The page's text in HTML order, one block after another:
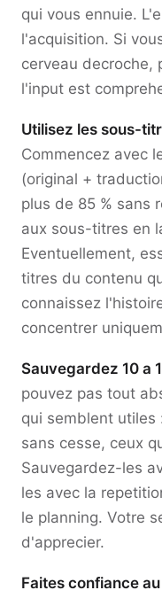
qui vous ennuie.
l'acquisition. Si
cerveau decroche,
l'input est
Utilisez les sous-
Commencez avec
(original +
plus de 85 % sans
aux sous-titres en
Eventuellement,
titres du contenu
connaissez
concentrer
Sauvegardez 10 a
pouvez pas tout
qui semblent utiles
sans cesse, ceux
Sauvegardez-les
les avec la
le planning. Votre
d'apprecier.
Faites confiance